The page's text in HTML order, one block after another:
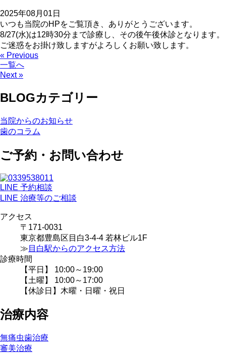
2025年08月01日
いつも当院のHPをご覧頂き、ありがとうございます。
8/27(水)は12時30分まで診療し、その後午後休診となります。
ご迷惑をお掛け致しますがよろしくお願い致します。
« Previous
一覧へ
Next »
BLOGカテゴリー
当院からのお知らせ
歯のコラム
ご予約・お問い合わせ
LINE 予約相談
LINE 治療等のご相談
アクセス
〒171-0031
東京都豊島区目白3-4-4 若林ビル1F
≫ 目白駅からのアクセス方法
診療時間
【平日】 10:00～19:00
【土曜】 10:00～17:00
【休診日】木曜・日曜・祝日
治療内容
無痛虫歯治療
審美治療